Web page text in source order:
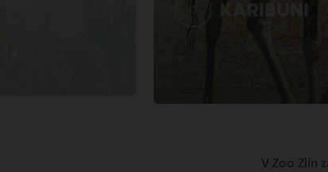
Karibuni
V Zoo Zlín